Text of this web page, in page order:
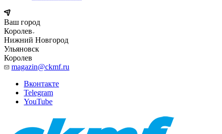
Ваш город
Королев
Нижний Новгород
Ульяновск
Королев
magazin@ckmf.ru
Вконтакте
Telegram
YouTube